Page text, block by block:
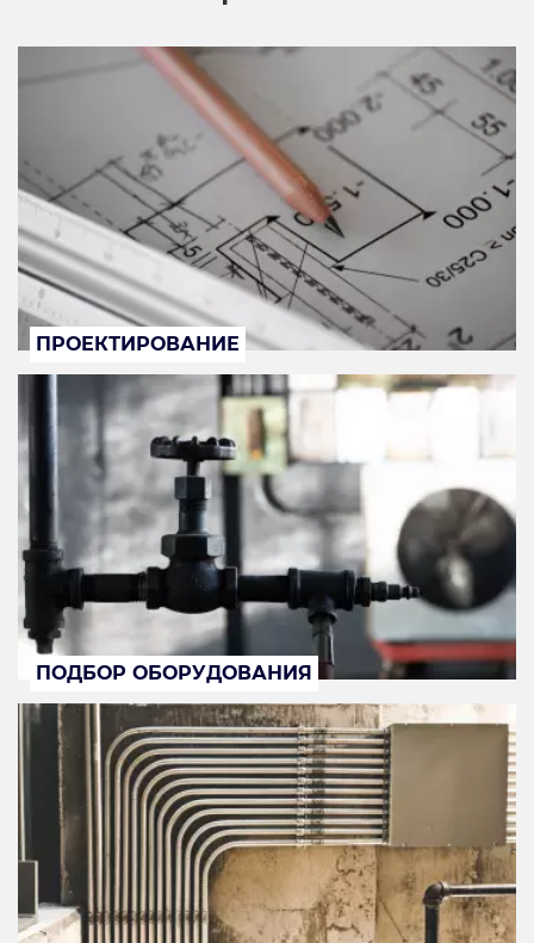
ПРОЕКТИРОВАНИЕ
ПОДБОР ОБОРУДОВАНИЯ